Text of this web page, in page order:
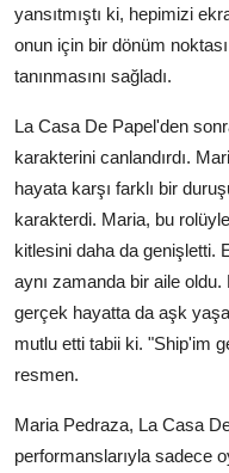
yansıtmıştı ki, hepimizi
onun için bir dönüm
tanınmasını sağladı.
La Casa De Papel'den
karakterini canlandırdı.
hayata karşı farklı bir
karakterdi. Maria, bu
kitlesini daha da genişletti.
aynı zamanda bir aile oldu.
gerçek hayatta da aşk
mutlu etti tabii ki. "Ship'im
resmen.
Maria Pedraza, La Casa
performanslarıyla sadece